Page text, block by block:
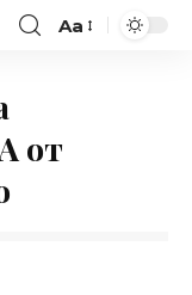
Aa
от